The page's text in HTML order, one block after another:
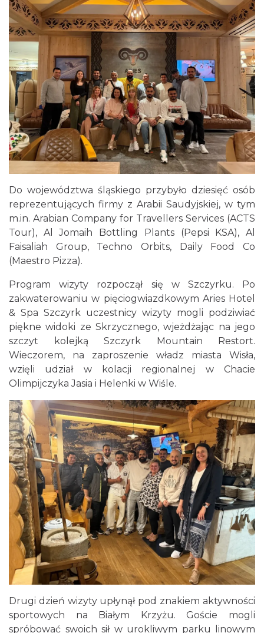
Do województwa śląskiego przybyło dziesięć osób
reprezentujących firmy z Arabii Saudyjskiej, w tym
m.in. Arabian Company for Travellers Services (ACTS
Tour), Al Jomaih Bottling Plants (Pepsi KSA), Al
Faisaliah Group, Techno Orbits, Daily Food Co
(Maestro Pizza).
Program wizyty rozpoczął się w Szczyrku. Po
zakwaterowaniu w pięciogwiazdkowym Aries Hotel
& Spa Szczyrk uczestnicy wizyty mogli podziwiać
piękne widoki ze Skrzycznego, wjeżdżając na jego
szczyt kolejką Szczyrk Mountain Restort.
Wieczorem, na zaproszenie władz miasta Wisła,
wzięli udział w kolacji regionalnej w Chacie
Olimpijczyka Jasia i Helenki w Wiśle.
Drugi dzień wizyty upłynął pod znakiem aktywności
sportowych na Białym Krzyżu. Goście mogli
spróbować swoich sił w urokliwym parku linowym